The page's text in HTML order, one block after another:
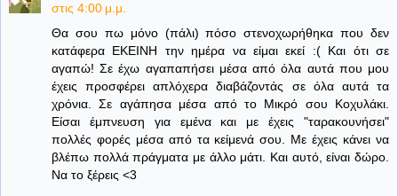
στις 4:00 μ.μ.
Θα σου πω μόνο (πάλι) πόσο στενοχωρήθηκα που δεν
κατάφερα ΕΚΕΙΝΗ την ημέρα να είμαι εκεί :( Και ότι σε
αγαπώ! Σε έχω αγαπαπήσει μέσα από όλα αυτά που μου
έχεις προσφέρει απλόχερα διαβάζοντάς σε όλα αυτά τα
χρόνια. Σε αγάπησα μέσα από το Μικρό σου Κοχυλάκι.
Είσαι έμπνευση για εμένα και με έχεις "ταρακουνήσει"
πολλές φορές μέσα από τα κείμενά σου. Με έχεις κάνει να
βλέπω πολλά πράγματα με άλλο μάτι. Και αυτό, είναι δώρο.
Να το ξέρεις <3